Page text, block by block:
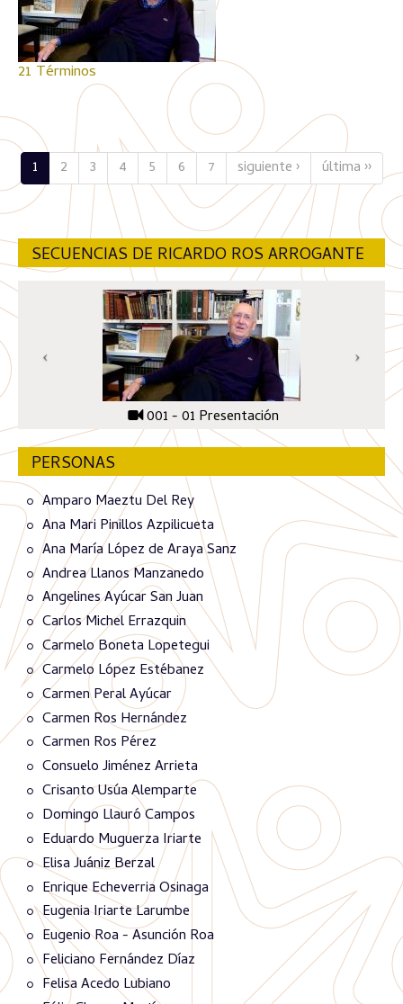
21 Términos
1 2 3 4 5 6 7 siguiente › última ››
SECUENCIAS DE RICARDO ROS ARROGANTE
001 - 01 Presentación
PERSONAS
Amparo Maeztu Del Rey
Ana Mari Pinillos Azpilicueta
Ana María López de Araya Sanz
Andrea Llanos Manzanedo
Angelines Ayúcar San Juan
Carlos Michel Errazquin
Carmelo Boneta Lopetegui
Carmelo López Estébanez
Carmen Peral Ayúcar
Carmen Ros Hernández
Carmen Ros Pérez
Consuelo Jiménez Arrieta
Crisanto Usúa Alemparte
Domingo Llauró Campos
Eduardo Muguerza Iriarte
Elisa Juániz Berzal
Enrique Echeverria Osinaga
Eugenia Iriarte Larumbe
Eugenio Roa - Asunción Roa
Feliciano Fernández Díaz
Felisa Acedo Lubiano